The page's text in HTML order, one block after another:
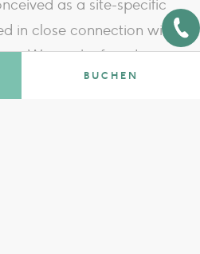
BUCHEN
as a site-specific
in close connection with
Water, the founding
experience, becomes the